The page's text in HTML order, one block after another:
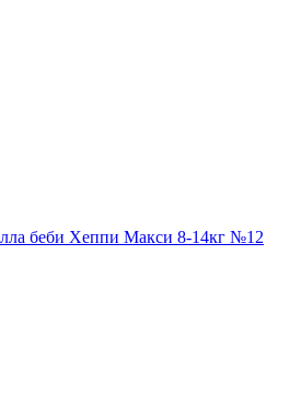
беби Хеппи Макси 8-14кг №12